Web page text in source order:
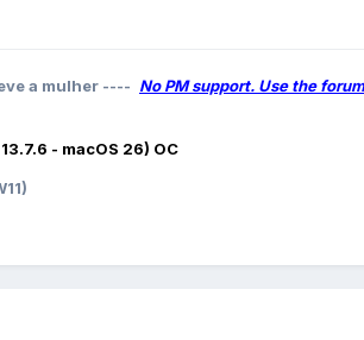
a mulher ---- No PM support. Use the
- macOS 26) OC